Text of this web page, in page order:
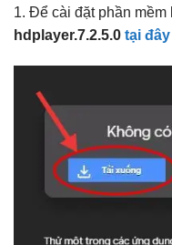
1. Để cài đặt phần mềm
hdplayer.7.2.5.0 tại đây